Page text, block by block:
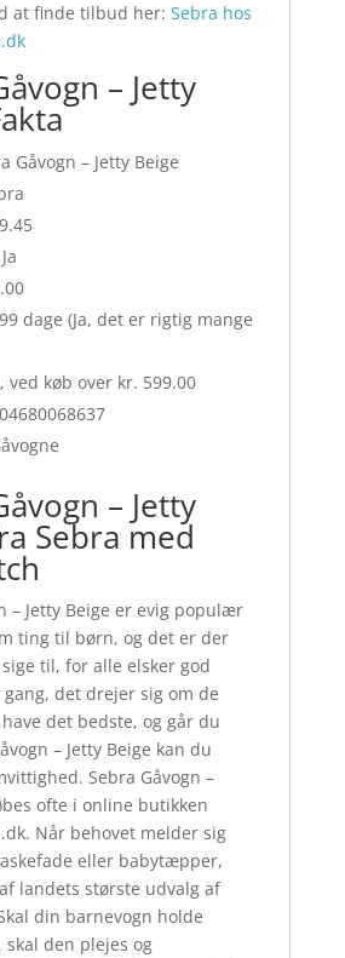
at finde tilbud her: Sebra hos
– Jetty
Gåvogn – Jetty Beige
dage (Ja, det er rigtig mange
ved køb over kr. 599.00
– Jetty
Sebra med
– Jetty Beige er evig populær
ting til børn, og det er der
til, for alle elsker god
gang, det drejer sig om de
det bedste, og går du
– Jetty Beige kan du
Sebra Gåvogn –
ofte i online butikken
Når behovet melder sig
eller babytæpper,
landets største udvalg af
din barnevogn holde
den plejes og